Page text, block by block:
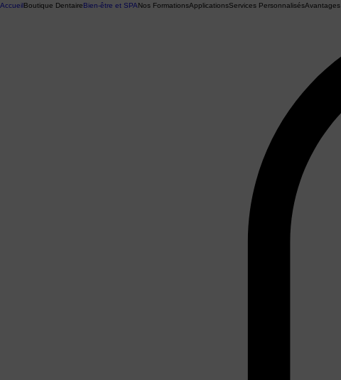
AccueilBoutique DentaireBien-être et SPANos FormationsApplicationsServices PersonnalisésAvantages